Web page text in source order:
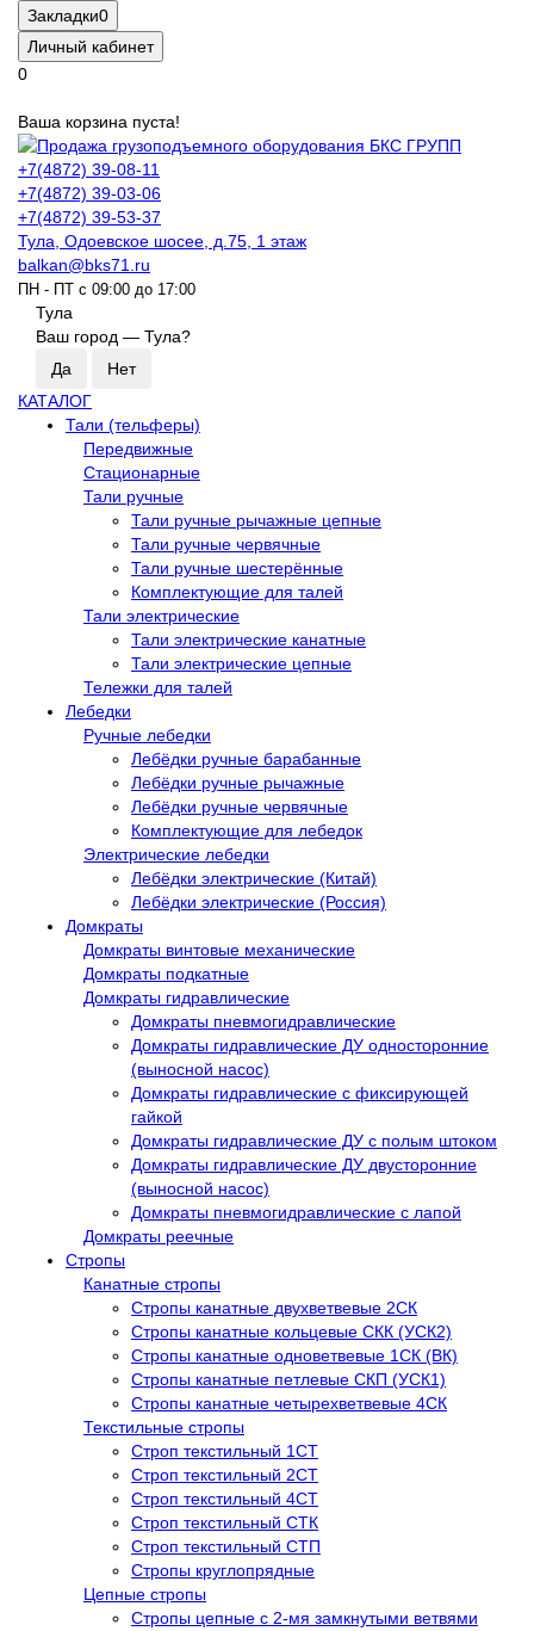
Закладки0
Личный кабинет
0
Ваша корзина пуста!
+7(4872) 39-08-11
+7(4872) 39-03-06
+7(4872) 39-53-37
Тула, Одоевское шосее, д.75, 1 этаж
balkan@bks71.ru
ПН - ПТ с 09:00 до 17:00
Тула
Ваш город — Тула?
КАТАЛОГ
Тали (тельферы)
Передвижные
Стационарные
Тали ручные
Тали ручные рычажные цепные
Тали ручные червячные
Тали ручные шестерённые
Комплектующие для талей
Тали электрические
Тали электрические канатные
Тали электрические цепные
Тележки для талей
Лебедки
Ручные лебедки
Лебёдки ручные барабанные
Лебёдки ручные рычажные
Лебёдки ручные червячные
Комплектующие для лебедок
Электрические лебедки
Лебёдки электрические (Китай)
Лебёдки электрические (Россия)
Домкраты
Домкраты винтовые механические
Домкраты подкатные
Домкраты гидравлические
Домкраты пневмогидравлические
Домкраты гидравлические ДУ односторонние
(выносной насос)
Домкраты гидравлические с фиксирующей
гайкой
Домкраты гидравлические ДУ c полым штоком
Домкраты гидравлические ДУ двусторонние
(выносной насос)
Домкраты пневмогидравлические с лапой
Домкраты реечные
Стропы
Канатные стропы
Стропы канатные двухветвевые 2СК
Стропы канатные кольцевые СКК (УСК2)
Стропы канатные одноветвевые 1СК (ВК)
Стропы канатные петлевые СКП (УСК1)
Стропы канатные четырехветвевые 4СК
Текстильные стропы
Строп текстильный 1СТ
Строп текстильный 2СТ
Строп текстильный 4СТ
Строп текстильный СТК
Строп текстильный СТП
Стропы круглопрядные
Цепные стропы
Стропы цепные с 2-мя замкнутыми ветвями